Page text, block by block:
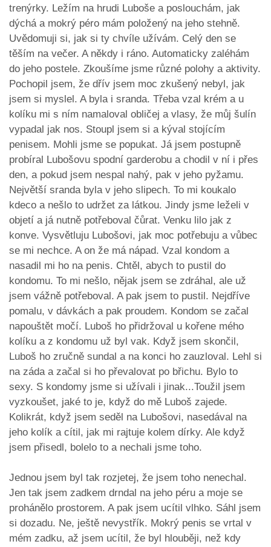
trenýrky. Ležím na hrudi Luboše a poslouchám, jak
dýchá a mokrý péro mám položený na jeho stehně.
Uvědomuji si, jak si ty chvíle užívám. Celý den se
těším na večer. A někdy i ráno. Automaticky zaléhám
do jeho postele. Zkoušíme jsme různé polohy a aktivity.
Pochopil jsem, že dřív jsem moc zkušený nebyl, jak
jsem si myslel. A byla i sranda. Třeba vzal krém a u
kolíku mi s ním namaloval obličej a vlasy, že můj šulín
vypadal jak nos. Stoupl jsem si a kýval stojícím
penisem. Mohli jsme se popukat. Já jsem postupně
probíral Lubošovu spodní garderobu a chodil v ní i přes
den, a pokud jsem nespal nahý, pak v jeho pyžamu.
Největší sranda byla v jeho slipech. To mi koukalo
kdeco a nešlo to udržet za látkou. Jindy jsme leželi v
objetí a já nutně potřeboval čůrat. Venku lilo jak z
konve. Vysvětluju Lubošovi, jak moc potřebuju a vůbec
se mi nechce. A on že má nápad. Vzal kondom a
nasadil mi ho na penis. Chtěl, abych to pustil do
kondomu. To mi nešlo, nějak jsem se zdráhal, ale už
jsem vážně potřeboval. A pak jsem to pustil. Nejdříve
pomalu, v dávkách a pak proudem. Kondom se začal
napouštět močí. Luboš ho přidržoval u kořene mého
kolíku a z kondomu už byl vak. Když jsem skončil,
Luboš ho zručně sundal a na konci ho zauzloval. Lehl si
na záda a začal si ho převalovat po břichu. Bylo to
sexy. S kondomy jsme si užívali i jinak...Toužil jsem
vyzkoušet, jaké to je, když do mě Luboš zajede.
Kolikrát, když jsem seděl na Lubošovi, nasedával na
jeho kolík a cítil, jak mi rajtuje kolem dírky. Ale když
jsem přisedl, bolelo to a nechali jsme toho.
Jednou jsem byl tak rozjetej, že jsem toho nenechal.
Jen tak jsem zadkem drndal na jeho péru a moje se
prohánělo prostorem. A pak jsem ucítil vlhko. Sáhl jsem
si dozadu. Ne, ještě nevystřík. Mokrý penis se vrtal v
mém zadku, až jsem ucítil, že byl hlouběji, než kdy